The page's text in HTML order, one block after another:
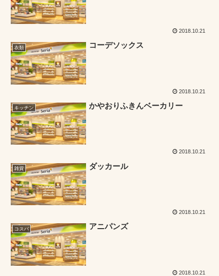
2018.10.21
衣類 コーデソックス
2018.10.21
キッチン かやおりふきんベーカリー
2018.10.21
雑貨 ダッカール
2018.10.21
コスパ アニパンズ
2018.10.21